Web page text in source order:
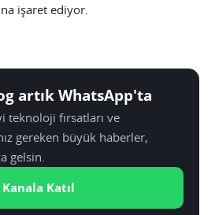
işaret ediyor.
artık WhatsApp'ta
teknoloji fırsatları ve
gereken büyük haberler,
gelsin.
Kanala Katıl